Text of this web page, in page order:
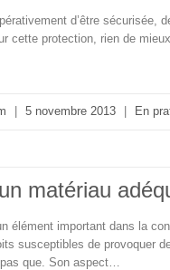
d’être sécurisée,
cette protection, rien de
5 novembre 2013 En
matériau
élément important dans la
susceptibles de provoquer
que. Son aspect…